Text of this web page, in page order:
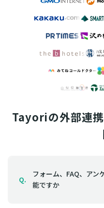
Tayoriの外部連
Q.
フォーム、FAQ、アン
能ですか